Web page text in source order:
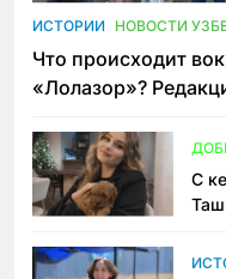
ИСТОРИИ НОВОСТИ
Что происходит
«Лолазор»?
С